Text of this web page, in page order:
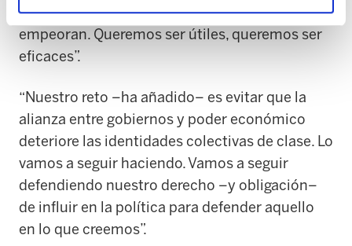
aumentan y las condiciones de trabajo
empeoran. Queremos ser útiles, queremos ser
eficaces”.
“Nuestro reto –ha añadido– es evitar que la
alianza entre gobiernos y poder económico
deteriore las identidades colectivas de clase. Lo
vamos a seguir haciendo. Vamos a seguir
defendiendo nuestro derecho –y obligación–
de influir en la política para defender aquello
en lo que creemos”.